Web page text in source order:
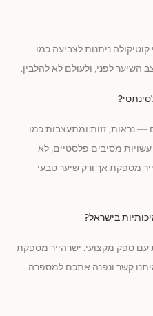
שיער טבעי 100% רמי קוטיקולה ניתנות לצביעה כמו
השיער לפני, ולעולם לא להלבין.
— נראות, זזות ומתעצבות כמו
עשויות מסיבים פלסטיים, לא
מספקת אך ורק שיער טבעי
בישראל?
ספק מקצועי. ישרהייר מספקת
קשר ונפנה אתכם למספרה